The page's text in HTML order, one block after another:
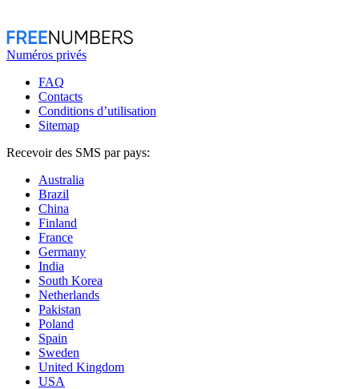
Numéros privés
FAQ
Contacts
Conditions d’utilisation
Sitemap
Recevoir des SMS par pays:
Australia
Brazil
China
Finland
France
Germany
India
South Korea
Netherlands
Pakistan
Poland
Spain
Sweden
United Kingdom
USA